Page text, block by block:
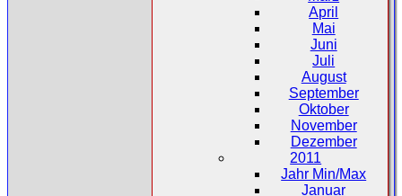
April
Mai
Juni
Juli
August
September
Oktober
November
Dezember
2011
Jahr Min/Max
Januar